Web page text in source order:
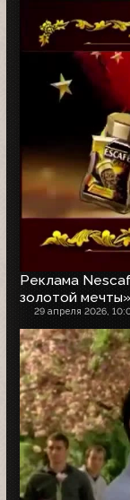
Реклама
золотой мечты»
29 апреля 2026,